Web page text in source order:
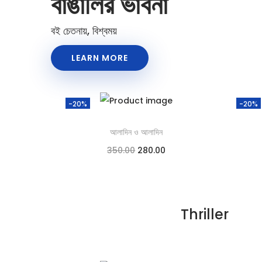
বই চেতনায়, বিশ্বময়
LEARN MORE
-20%
আলাদিন ও আলাদিন
350.00 280.00
-20%
Thriller